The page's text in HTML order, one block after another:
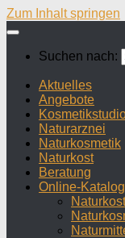
Zum Inhalt springen
Suchen nach:
Aktuelles
Angebote
Naturarznei
Naturkosmetik
Naturkost
Beratung
Online-Katalog
Naturkost